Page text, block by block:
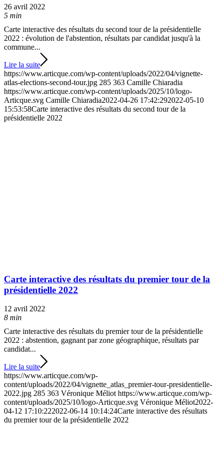
26 avril 2022
5 min
Carte interactive des résultats du second tour de la présidentielle
2022 : évolution de l'abstention, résultats par candidat jusqu'à la
commune...
Lire la suite
https://www.articque.com/wp-content/uploads/2022/04/vignette-
atlas-elections-second-tour.jpg 285 363 Camille Chiaradia
https://www.articque.com/wp-content/uploads/2025/10/logo-
Articque.svg Camille Chiaradia2022-04-26 17:42:292022-05-10
15:53:58Carte interactive des résultats du second tour de la
présidentielle 2022
Carte interactive des résultats du premier tour de la
présidentielle 2022
12 avril 2022
8 min
Carte interactive des résultats du premier tour de la présidentielle
2022 : abstention, gagnant par zone géographique, résultats par
candidat...
Lire la suite
https://www.articque.com/wp-
content/uploads/2022/04/vignette_atlas_premier-tour-presidentielle-
2022.jpg 285 363 Véronique Méliot https://www.articque.com/wp-
content/uploads/2025/10/logo-Articque.svg Véronique Méliot2022-
04-12 17:10:222022-06-14 10:14:24Carte interactive des résultats
du premier tour de la présidentielle 2022